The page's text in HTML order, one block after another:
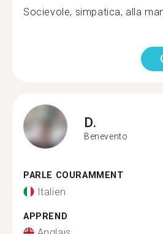
Socievole, simpatica, alla
D.
Benevento
PARLE COURAMMENT
Italien
APPREND